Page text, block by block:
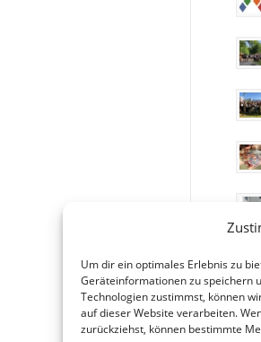
Um dir ein optimales Erlebnis zu
Geräteinformationen zu speichern
Technologien zustimmst, können
auf dieser Website verarbeiten.
zurückziehst, können bestimmte